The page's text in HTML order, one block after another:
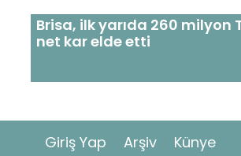
Brisa, ilk yarıda 260 milyon
net kar elde etti
Giriş Yap Arşiv Künye